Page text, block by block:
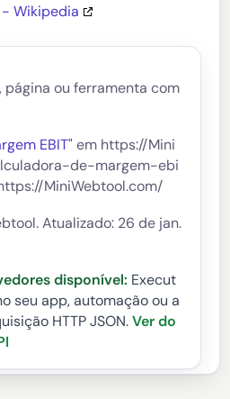
Wikipedia
ou ferramenta com
EBIT" em https://Mini
de-margem-ebi
MiniWebtool.com/
Atualizado: 26 de jan.
disponível: Execut
seu app, automação ou a
HTTP JSON. Ver do